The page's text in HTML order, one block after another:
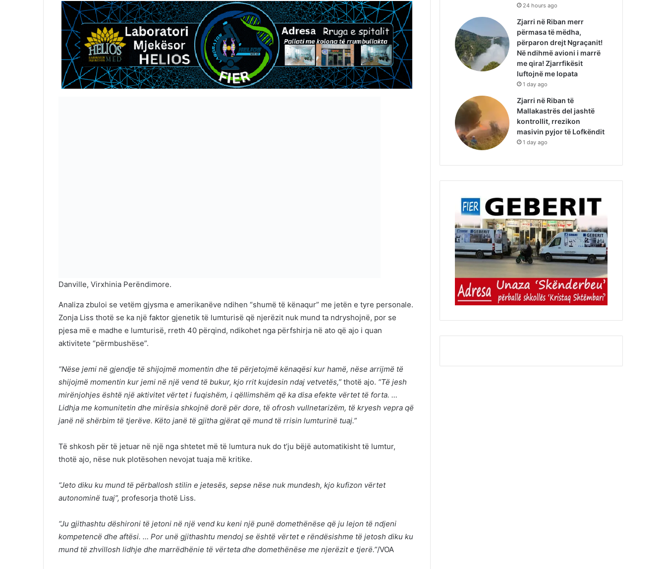
Danville, Virxhinia Perëndimore.
Analiza zbuloi se vetëm gjysma e amerikanëve ndihen “shumë të kënaqur” me jetën e tyre personale.
Zonja Liss thotë se ka një faktor gjenetik të lumturisë që njerëzit nuk mund ta ndryshojnë, por se
pjesa më e madhe e lumturisë, rreth 40 përqind, ndikohet nga përfshirja në ato që ajo i quan
aktivitete “përmbushëse”.
“Nëse jemi në gjendje të shijojmë momentin dhe të përjetojmë kënaqësi kur hamë, nëse arrijmë të
shijojmë momentin kur jemi në një vend të bukur, kjo rrit kujdesin ndaj vetvetës,” thotë ajo. “Të jesh
mirënjohjes është një aktivitet vërtet i fuqishëm, i qëllimshëm që ka disa efekte vërtet të forta. …
Lidhja me komunitetin dhe mirësia shkojnë dorë për dore, të ofrosh vullnetarizëm, të kryesh vepra që
janë në shërbim të tjerëve. Këto janë të gjitha gjërat që mund të rrisin lumturinë tuaj.”
Të shkosh për të jetuar në një nga shtetet më të lumtura nuk do t’ju bëjë automatikisht të lumtur,
thotë ajo, nëse nuk plotësohen nevojat tuaja më kritike.
“Jeto diku ku mund të përballosh stilin e jetesës, sepse nëse nuk mundesh, kjo kufizon vërtet
autonominë tuaj”, profesorja thotë Liss.
“Ju gjithashtu dëshironi të jetoni në një vend ku keni një punë domethënëse që ju lejon të ndjeni
kompetencë dhe aftësi. … Por unë gjithashtu mendoj se është vërtet e rëndësishme të jetosh diku ku
mund të zhvillosh lidhje dhe marrëdhënie të vërteta dhe domethënëse me njerëzit e tjerë.”/VOA
24 hours ago
Zjarri në Riban merr
përmasa të mëdha,
përparon drejt Ngraçanit!
Në ndihmë avioni i marrë
me qira! Zjarrfikësit
luftojnë me lopata
1 day ago
Zjarri në Riban të
Mallakastrës del jashtë
kontrollit, rrezikon
masivin pyjor të Lofkëndit
1 day ago